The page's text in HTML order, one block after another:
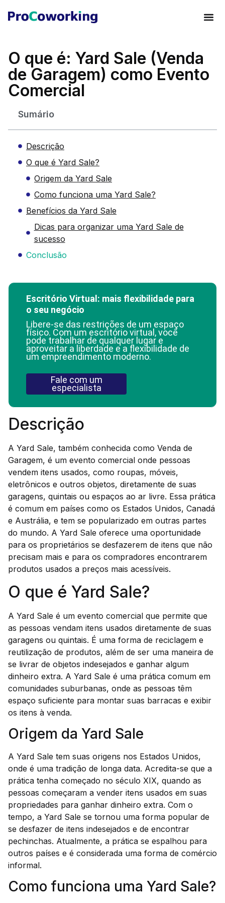
O que é: Yard Sale (Venda
de Garagem) como Evento
Comercial
Sumário
Descrição
O que é Yard Sale?
Origem da Yard Sale
Como funciona uma Yard Sale?
Benefícios da Yard Sale
Dicas para organizar uma Yard Sale de
sucesso
Conclusão
Escritório Virtual: mais flexibilidade para
o seu negócio
Libere-se das restrições de um espaço
físico. Com um escritório virtual, você
pode trabalhar de qualquer lugar e
aproveitar a liberdade e a flexibilidade de
um empreendimento moderno.
Fale com um
especialista
Descrição
A Yard Sale, também conhecida como Venda de
Garagem, é um evento comercial onde pessoas
vendem itens usados, como roupas, móveis,
eletrônicos e outros objetos, diretamente de suas
garagens, quintais ou espaços ao ar livre. Essa prática
é comum em países como os Estados Unidos, Canadá
e Austrália, e tem se popularizado em outras partes
do mundo. A Yard Sale oferece uma oportunidade
para os proprietários se desfazerem de itens que não
precisam mais e para os compradores encontrarem
produtos usados a preços mais acessíveis.
O que é Yard Sale?
A Yard Sale é um evento comercial que permite que
as pessoas vendam itens usados diretamente de suas
garagens ou quintais. É uma forma de reciclagem e
reutilização de produtos, além de ser uma maneira de
se livrar de objetos indesejados e ganhar algum
dinheiro extra. A Yard Sale é uma prática comum em
comunidades suburbanas, onde as pessoas têm
espaço suficiente para montar suas barracas e exibir
os itens à venda.
Origem da Yard Sale
A Yard Sale tem suas origens nos Estados Unidos,
onde é uma tradição de longa data. Acredita-se que a
prática tenha começado no século XIX, quando as
pessoas começaram a vender itens usados em suas
propriedades para ganhar dinheiro extra. Com o
tempo, a Yard Sale se tornou uma forma popular de
se desfazer de itens indesejados e de encontrar
pechinchas. Atualmente, a prática se espalhou para
outros países e é considerada uma forma de comércio
informal.
Como funciona uma Yard Sale?